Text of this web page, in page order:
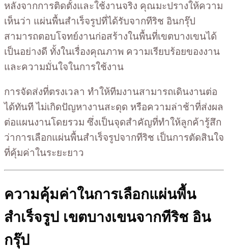
หลังจากการติดตั้งและใช้งานจริง คุณมะปรางให้ความ
เห็นว่า แผ่นพื้นสำเร็จรูปที่ได้รับจากทีริช อินกรุ๊ป
สามารถตอบโจทย์งานก่อสร้างในพื้นที่เขตบางเขนได้
เป็นอย่างดี ทั้งในเรื่องคุณภาพ ความเรียบร้อยของงาน
และความมั่นใจในการใช้งาน
การจัดส่งที่ตรงเวลา ทำให้ทีมงานสามารถเดินงานต่อ
ได้ทันที ไม่เกิดปัญหางานสะดุด หรือความล่าช้าที่ส่งผล
ต่อแผนงานโดยรวม ซึ่งเป็นจุดสำคัญที่ทำให้ลูกค้ารู้สึก
ว่าการเลือกแผ่นพื้นสำเร็จรูปจากทีริช เป็นการตัดสินใจ
ที่คุ้มค่าในระยะยาว
ความคุ้มค่าในการเลือกแผ่นพื้น
สำเร็จรูป เขตบางเขนจากทีริช อิน
กรุ๊ป